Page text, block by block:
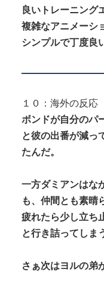
良いトレーニング
複雑なアニメーシ
シンプルで丁度良
１０：海外の反応
ボンドが自分のパ
と彼の出番が減っ
たんだ。
一方ダミアンはな
も、仲間とも素晴
疲れたら少し立ち
と行き詰ってしま
さぁ次はヨルの弟